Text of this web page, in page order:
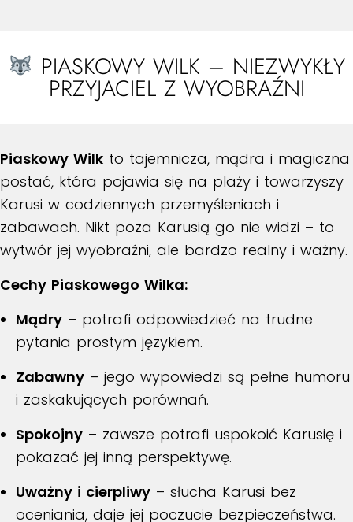
PIASKOWY WILK – NIEZWYKŁY
PRZYJACIEL Z WYOBRAŹNI
Piaskowy Wilk to tajemnicza, mądra i magiczna
postać, która pojawia się na plaży i towarzyszy
Karusi w codziennych przemyśleniach i
zabawach. Nikt poza Karusią go nie widzi – to
wytwór jej wyobraźni, ale bardzo realny i ważny.
Cechy Piaskowego Wilka:
Mądry – potrafi odpowiedzieć na trudne
pytania prostym językiem.
Zabawny – jego wypowiedzi są pełne humoru
i zaskakujących porównań.
Spokojny – zawsze potrafi uspokoić Karusię i
pokazać jej inną perspektywę.
Uważny i cierpliwy – słucha Karusi bez
oceniania, daje jej poczucie bezpieczeństwa.